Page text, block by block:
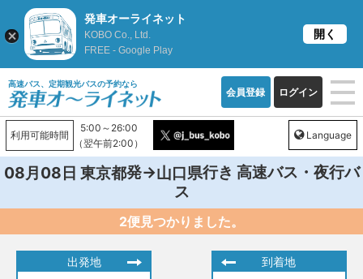
高速バス、定期観光バスの予約なら
会員登録 ログイン
利用可能時間
5:00～26:00
（翌午前2:00）
Language
08月08日 東京都発→山口県行き 高速バス・夜行バ
ス
2便見つかりました。
出発地 到着地
発車オーライネット
KOBO Co., Ltd.
FREE - Google Play
開く